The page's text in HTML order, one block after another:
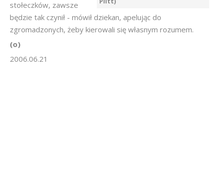
stołeczków, zawsze
będzie tak czynił - mówił dziekan, apelując do
zgromadzonych, żeby kierowali się własnym rozumem.
(o)
2006.06.21